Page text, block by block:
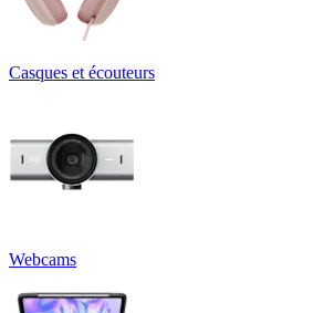
Casques et écouteurs
Webcams